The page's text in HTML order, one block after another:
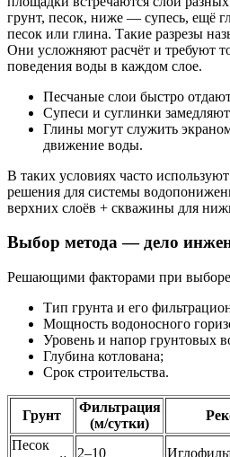
грунт, песок, ниже — супесь, ещё
песок или глина. Такие разрезы
Они усложняют расчёт и требуют
поведения воды в каждом слое.
Песчаные слои быстро
Супеси и суглинки
Глины могут служить
движение воды.
В таких условиях часто
решения для системы
верхних слоёв + скважины для
Выбор метода — дело
Решающими факторами при выборе
Тип грунта и его
Мощность водоносного
Уровень и напор грунтовых
Глубина котлована;
Срок строительства.
Грунт
Фильтрация
(м/сутки)
Песок
2–10